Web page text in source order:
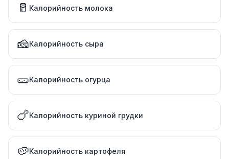
🥛 Калорийность молока
🧀Калорийность сыра
🥒Калорийность огурца
🍗Калорийность куриной грудки
🥔Калорийность картофеля